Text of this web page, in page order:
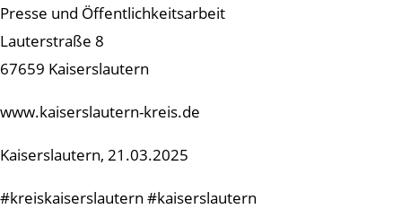
Presse und Öffentlichkeitsarbeit
Lauterstraße 8
67659 Kaiserslautern
www.kaiserslautern-kreis.de
Kaiserslautern, 21.03.2025
#kreiskaiserslautern #kaiserslautern